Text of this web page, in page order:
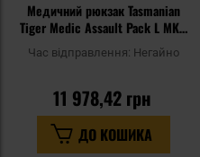
Медичний рюкзак Tasmanian
Tiger Medic Assault Pack L MKII
19 л - Coyote Brown
Час відправлення: Негайно
11 978,42 грн
ДО КОШИКА